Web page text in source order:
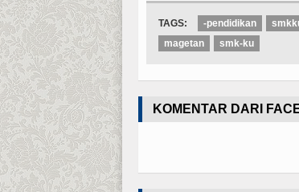
TAGS: -pendidikan
magetan
smk-ku
KOMENTAR DARI